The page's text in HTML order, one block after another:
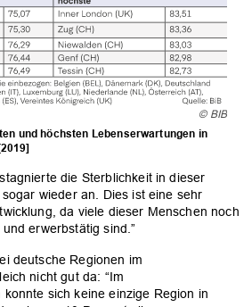
© BIB
und höchsten Lebenserwartungen in
die Sterblichkeit in dieser
wieder an. Dies ist eine sehr
da viele dieser Menschen noch
erwerbstätig sind.”
deutsche Regionen im
nicht gut da: “Im
sich keine einzige Region in